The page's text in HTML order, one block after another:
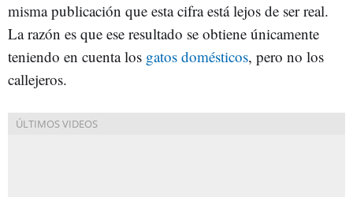
misma publicación que esta cifra está lejos de ser real.
La razón es que ese resultado se obtiene únicamente
teniendo en cuenta los gatos domésticos, pero no los
callejeros.